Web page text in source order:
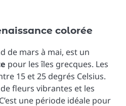
colorée
de mars à mai, est un
pour les îles grecques. Les
15 et 25 degrés Celsius.
fleurs vibrantes et les
une période idéale pour